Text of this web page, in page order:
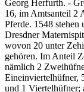
Georg Herfurth. -
16, im Amtsanteil 2
Pferde. 1548
Dresdner
wovon 20 unter
gehören. Im Anteil
nämlich 2
Eineinviertelhüfner,
und 1 Viertelhüfner;